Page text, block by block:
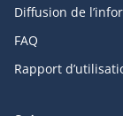
Diffusion de
FAQ
Rapport